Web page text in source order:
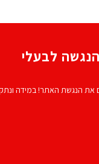
לבעלי
את הנגשת האתר! במידה